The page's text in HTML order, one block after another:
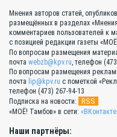
Мнения авторов статей,
размещённых в разделах
комментариев пользователей к
с позицией редакции газеты
По вопросам размещения
почта webzb@kpv.ru, телефон
По вопросам размещения
почта lip@kpv.ru с пометкой
телефон (473) 267-94-13
Подписка на новости:
RSS
«МОЁ! Тамбов» в сети:
Наши партнёры: